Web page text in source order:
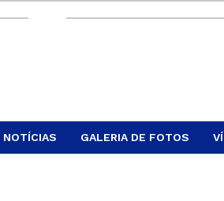
NOTÍCIAS GALERIA DE FOTOS